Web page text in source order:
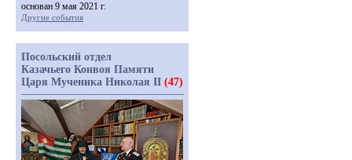
основан 9 мая 2021 г.
Другие события
Посольский отдел
Казачьего Конвоя Памяти
Царя Мученика Николая II (47)